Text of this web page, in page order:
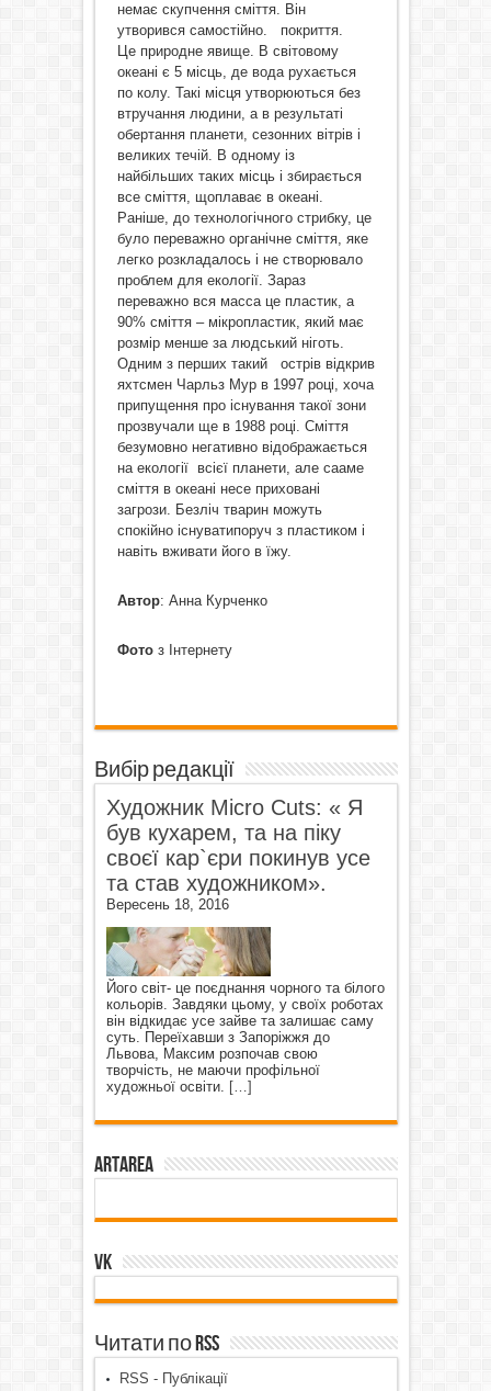
немає скупчення сміття. Він
утворився самостійно. покриття.
Це природне явище. В світовому
океані є 5 місць, де вода рухається
по колу. Такі місця утворюються без
втручання людини, а в результаті
обертання планети, сезонних вітрів і
великих течій. В одному із
найбільших таких місць і збирається
все сміття, щоплаває в океані.
Раніше, до технологічного стрибку, це
було переважно органічне сміття, яке
легко розкладалось і не створювало
проблем для екології. Зараз
переважно вся масса це пластик, а
90% сміття – мікропластик, який має
розмір менше за людський ніготь.
Одним з перших такий острів відкрив
яхтсмен Чарльз Мур в 1997 році, хоча
припущення про існування такої зони
прозвучали ще в 1988 році. Сміття
безумовно негативно відображається
на екології всієї планети, але сааме
сміття в океані несе приховані
загрози. Безліч тварин можуть
спокійно існуватипоруч з пластиком і
навіть вживати його в їжу.
Автор: Анна Курченко
Фотоз Інтернету
Вибір редакції
Художник Micro Cuts: « Я
був кухарем, та на піку
своєї кар`єри покинув усе
та став художником».
Вересень 18, 2016
Його світ- це поєднання чорного та білого
кольорів. Завдяки цьому, у своїх роботах
він відкидає усе зайве та залишає саму
суть. Переїхавши з Запоріжжя до
Львова, Максим розпочав свою
творчість, не маючи профільної
художньої освіти. […]
ArtArea
VK
Читати по RSS
RSS - Публікації